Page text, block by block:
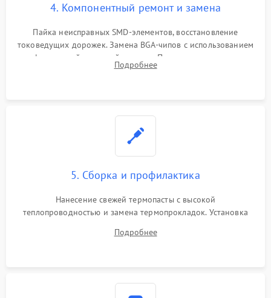
4. Компонентный ремонт и замена
Пайка неисправных SMD-элементов, восстановление
токоведущих дорожек. Замена BGA-чипов с использованием
инфракрасной паяльной станции. Прошивка микросхемы
BIOS или замена поврежденных портов USB
Подробнее
5. Сборка и профилактика
Нанесение свежей термопасты с высокой
теплопроводностью и замена термопрокладок. Установка
шлейфов, модулей памяти и накопителей. Предварительная
Подробнее